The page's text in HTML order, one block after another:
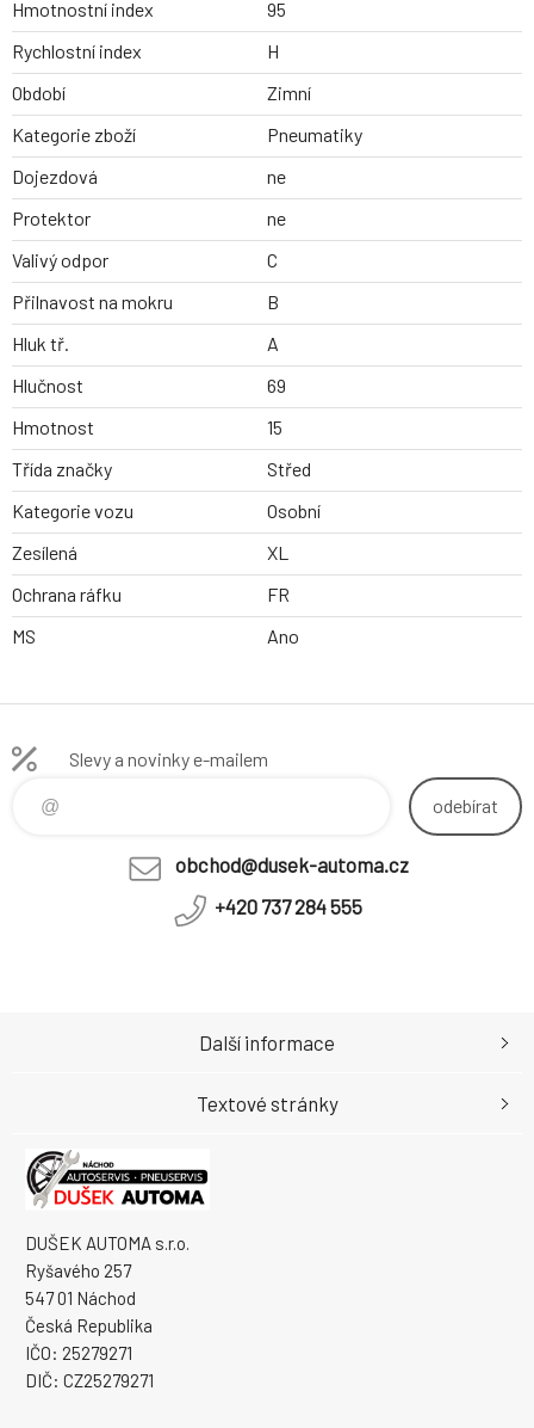
Hmotnostní index
95
Rychlostní index
H
Období
Zimní
Kategorie zboží
Pneumatiky
Dojezdová
ne
Protektor
ne
Valivý odpor
C
Přilnavost na mokru
B
Hluk tř.
A
Hlučnost
69
Hmotnost
15
Třída značky
Střed
Kategorie vozu
Osobní
Zesílená
XL
Ochrana ráfku
FR
MS
Ano
Slevy a novinky e-mailem
odebírat
obchod@dusek-automa.cz
+420 737 284 555
DUŠEK AUTOMA s.r.o.
Ryšavého 257
547 01 Náchod
Česká Republika
IČO: 25279271
DIČ: CZ25279271
Další informace
Textové stránky